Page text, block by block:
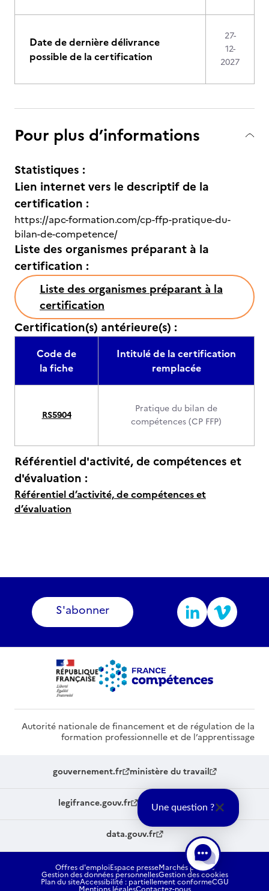
Date de dernière délivrance
possible de la certification
27-
12-
2027
Pour plus d’informations
Statistiques :
Lien internet vers le descriptif de la
certification :
https://apc-formation.com/cp-ffp-pratique-du-
bilan-de-competence/
Liste des organismes préparant à la
certification :
Liste des organismes préparant à la
certification
Certification(s) antérieure(s) :
Code de
la fiche
Intitulé de la certification
remplacée
RS5904
Pratique du bilan de
compétences (CP FFP)
Référentiel d'activité, de compétences et
d'évaluation :
Référentiel d’activité, de compétences et
d’évaluation
S'abonner
Autorité nationale de financement et de régulation de la
formation professionnelle et de l’apprentissage
gouvernement.fr ministère du travail
legifrance.gouv.fr service-public.fr
data.gouv.fr
Offres d'emploiEspace presseMarchés publics
Gestion des données personnellesGestion des cookies
Plan du siteAccessibilité : partiellement conformeCGU
Une question ?